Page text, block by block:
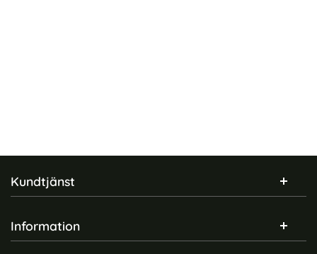
Sidfot Blandad info och länkar
Kundtjänst
Information